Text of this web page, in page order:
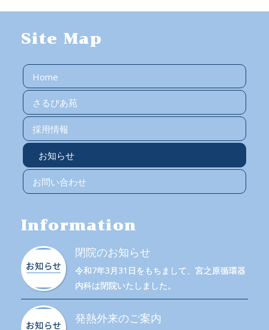
Site Map
Home
さるびあ苑
採用情報
お知らせ
お問い合わせ
Information
閉院のお知らせ
令和7年3月31日をもちまして、宮之原循環器
内科は閉院いたしました。
発熱外来のご案内